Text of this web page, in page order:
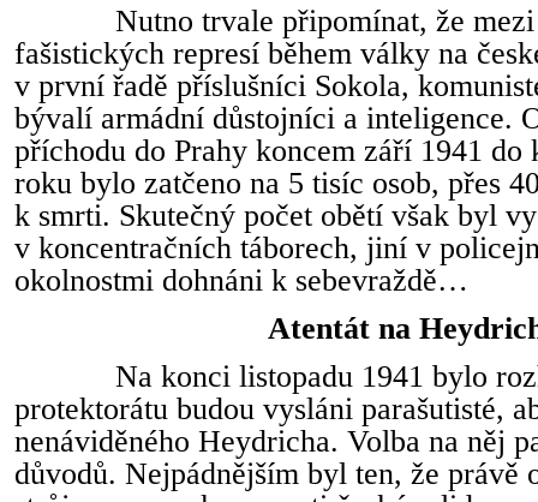
Nutno trvale připomínat, že
fašistických represí během války na
v první řadě příslušníci Sokola,
bývalí armádní důstojníci a inteligence.
příchodu do Prahy koncem září 1941 do
roku bylo zatčeno na 5 tisíc osob, přes
k smrti. Skutečný počet obětí však byl
v koncentračních táborech, jiní v
okolnostmi dohnáni k sebevraždě…
Atentát na
Na konci listopadu 1941 bylo
protektorátu budou vysláni parašutisté,
nenáviděného Heydricha. Volba na něj
důvodů. Nejpádnějším byl ten, že právě